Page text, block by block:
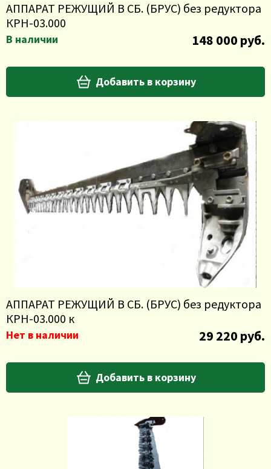
АППАРАТ РЕЖУЩИЙ В СБ. (БРУС) без редуктора
КРН-03.000
В наличии 148 000 руб.
Добавить в корзину
АППАРАТ РЕЖУЩИЙ В СБ. (БРУС) без редуктора
КРН-03.000 к
Нет в наличии 29 220 руб.
Добавить в корзину